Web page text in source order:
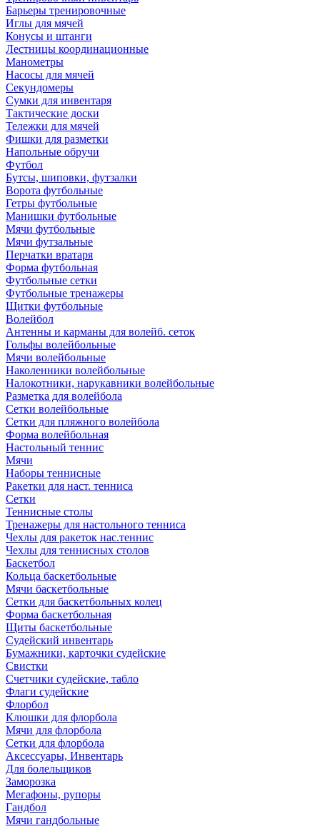
Барьеры тренировочные
Иглы для мячей
Конусы и штанги
Лестницы координационные
Манометры
Насосы для мячей
Секундомеры
Сумки для инвентаря
Тактические доски
Тележки для мячей
Фишки для разметки
Напольные обручи
Футбол
Бутсы, шиповки, футзалки
Ворота футбольные
Гетры футбольные
Манишки футбольные
Мячи футбольные
Мячи футзальные
Перчатки вратаря
Форма футбольная
Футбольные сетки
Футбольные тренажеры
Щитки футбольные
Волейбол
Антенны и карманы для волейб. сеток
Гольфы волейбольные
Мячи волейбольные
Наколенники волейбольные
Налокотники, нарукавники волейбольные
Разметка для волейбола
Сетки волейбольные
Сетки для пляжного волейбола
Форма волейбольная
Настольный теннис
Мячи
Наборы теннисные
Ракетки для наст. тенниса
Сетки
Теннисные столы
Тренажеры для настольного тенниса
Чехлы для ракеток нас.теннис
Чехлы для теннисных столов
Баскетбол
Кольца баскетбольные
Мячи баскетбольные
Сетки для баскетбольных колец
Форма баскетбольная
Щиты баскетбольные
Судейский инвентарь
Бумажники, карточки судейские
Свистки
Счетчики судейские, табло
Флаги судейские
Флорбол
Клюшки для флорбола
Мячи для флорбола
Сетки для флорбола
Аксессуары, Инвентарь
Для болельщиков
Заморозка
Мегафоны, рупоры
Гандбол
Мячи гандбольные